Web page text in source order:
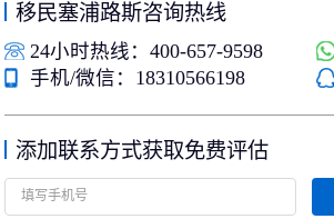
移民塞浦路斯咨询热线
24小时热线：400-657-9598
手机/微信：18310566198
添加联系方式获取免费评估